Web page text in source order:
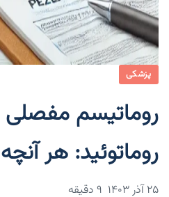
پزشکی
روماتیسم مفصلی
روماتوئید: هر آنچه
۲۵ آذر ۱۴۰۳